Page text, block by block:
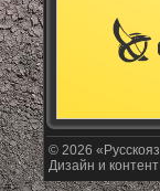
© 2026
Дизайн и